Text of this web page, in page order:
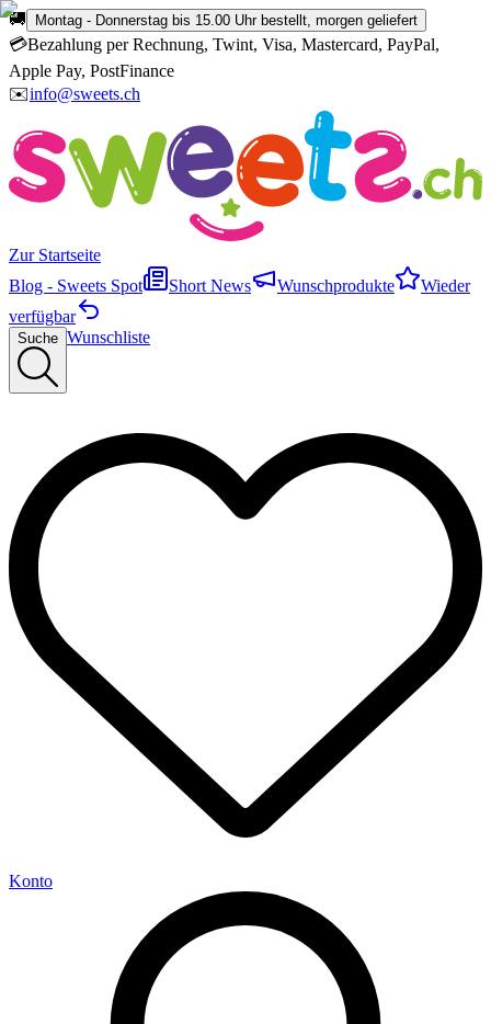
🚚 Montag - Donnerstag bis 15.00 Uhr bestellt, morgen geliefert
💳Bezahlung per Rechnung, Twint, Visa, Mastercard, PayPal,
Apple Pay, PostFinance
✉️info@sweets.ch
Zur Startseite
Blog - Sweets Spot
Short News Wunschprodukte
Wieder
verfügbar
Suche Wunschliste
Konto